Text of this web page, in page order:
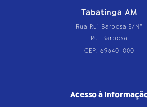
Tabatinga AM
Rua Rui Barbosa S/Nº
Rui Barbosa
CEP: 69640-000
Acesso à